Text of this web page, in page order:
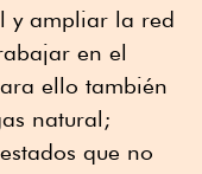
y ampliar la red
en el
ello también
natural;
que no